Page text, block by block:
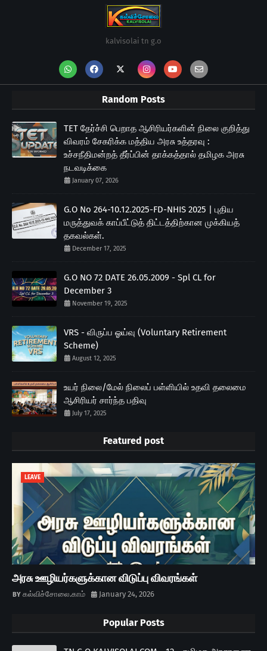
kalvisolai tn g.o
Random Posts
TET தேர்ச்சி பெறாத ஆசிரியர்களின் நிலை குறித்து
விவரம் சேகரிக்க மத்திய அரசு உத்தரவு :
உச்சநீதிமன்றத் தீர்ப்பின் தாக்கத்தால் தமிழக அரசு
நடவடிக்கை
January 07, 2026
G.O No 264-10.12.2025-FD-NHIS 2025 | புதிய
மருத்துவக் காப்பீட்டுத் திட்டத்திற்கான முக்கியத்
தகவல்கள்.
December 17, 2025
G.O NO 72 DATE 26.05.2009 - Spl CL for
December 3
November 19, 2025
VRS - விருப்ப ஓய்வு (Voluntary Retirement
Scheme)
August 12, 2025
உயர் நிலை/மேல் நிலைப் பள்ளியில் உதவி தலைமை
ஆசிரியர் சார்ந்த பதிவு
July 17, 2025
Featured post
LEAVE
அரசு ஊழியர்களுக்கான விடுப்பு விவரங்கள்
கல்விச்சோலை.காம் January 24, 2026
Popular Posts